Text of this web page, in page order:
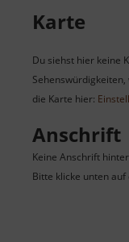
Karte
Du siehst hier keine
die Karte hier:
Anschrift
Keine Anschrift
Bitte klicke unten auf